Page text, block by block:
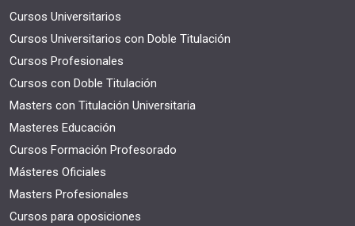
Cursos Universitarios
Cursos Universitarios con Doble Titulación
Cursos Profesionales
Cursos con Doble Titulación
Masters con Titulación Universitaria
Masteres Educación
Cursos Formación Profesorado
Másteres Oficiales
Masters Profesionales
Cursos para oposiciones